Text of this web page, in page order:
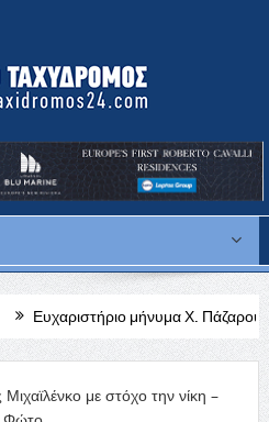
μήνυμα Χ. Πάζαρου για Α. Βαφεάδη